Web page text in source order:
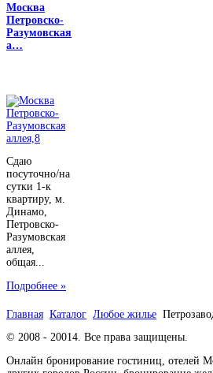
Москва
Петровско-
Разумовская
а…
Сдаю
посуточно/на
сутки 1-к
квартиру, м.
Динамо,
Петровско-
Разумовская
аллея,
общая...
Подробнее »
Главная Каталог Любое жилье
© 2008 - 20014. Все права защищены.
Онлайн бронирование гостиниц, отелей